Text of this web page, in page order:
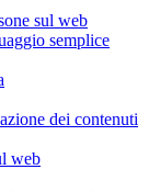
sul web
semplice
dei contenuti
web